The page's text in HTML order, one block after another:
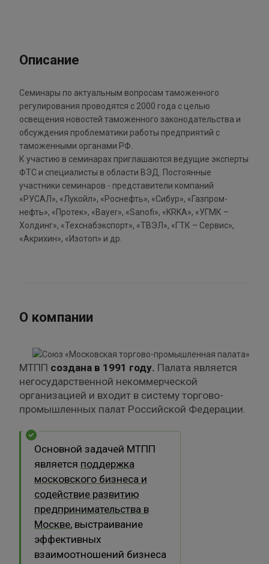
Описание
Семинары по актуальным вопросам таможенного
регулирования проводятся с 2000 года с целью
освещения новостей таможенного законодательства и
обсуждения проблематики работы предприятий с
таможенными органами РФ.
К участию в семинарах приглашаются ведущие эксперты
ФТС и специалисты в области ВЭД. Постоянные
участники семинаров - представители компаний
«РУСАЛ», «Лукойл», «Роснефть», «Сибур», «Газпром-
нефть», «Протек», «Bayer», «Sanofi», «KRKA», «УГМК –
Холдинг», «Техснабэкспорт», «ТВЭЛ», «ГТК – Сервис»,
«Акрихин», «Изотоп» и др.
О компании
МТПП создана в 1991 году. Палата является
негосударственной некоммерческой
организацией и входит в систему торгово-
промышленных палат Российской Федерации.
Основной задачей МТПП
является поддержка
московского бизнеса и
содействие развитию
предпринимательства в
Москве, выстраивание
эффективных
взаимоотношений бизнеса